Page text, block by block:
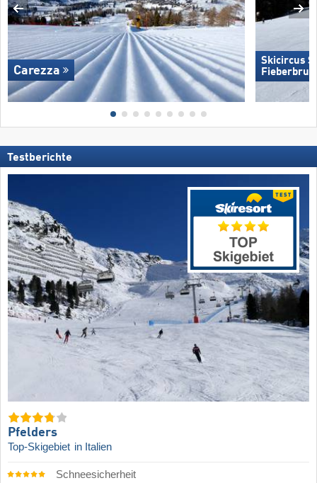
Carezza
Skicircus
Testberichte
Pfelders
Top-Skigebiet in Italien
Schneesicherheit